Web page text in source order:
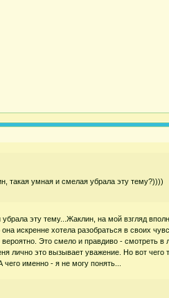
такая умная и смелая убрала эту тему?))))
эту тему...Жаклин, на мой взгляд
искренне хотела разобраться в своих
Это смело и правдиво - смотреть в
лично это вызывает уважение. Но вот чего
именно - я не могу понять...